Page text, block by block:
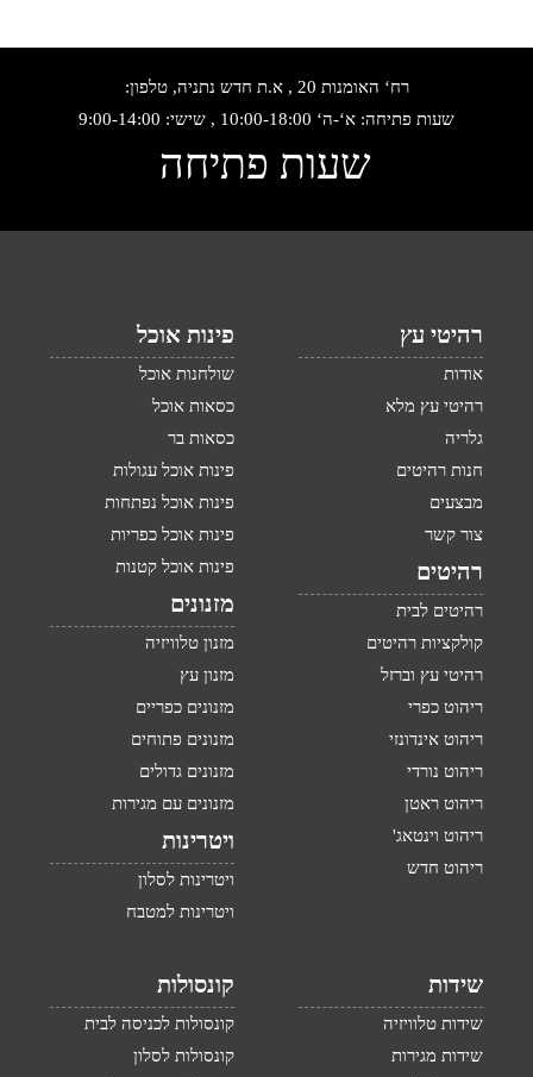
רח‘ האומנות 20 , א.ת חדש נתניה, טלפון:
שעות פתיחה: א‘-ה‘ 10:00-18:00 , שישי: 9:00-14:00
שעות פתיחה
רהיטי עץ
אודות
רהיטי עץ מלא
גלריה
חנות רהיטים
מבצעים
צור קשר
רהיטים
רהיטים לבית
קולקציות רהיטים
רהיטי עץ וברזל
ריהוט כפרי
ריהוט אינדונזי
ריהוט נורדי
ריהוט ראטן
ריהוט וינטאג'
ריהוט חדש
פינות אוכל
שולחנות אוכל
כסאות אוכל
כסאות בר
פינות אוכל עגולות
פינות אוכל נפתחות
פינות אוכל כפריות
פינות אוכל קטנות
מזנונים
מזנון טלוויזיה
מזנון עץ
מזנונים כפריים
מזנונים פתוחים
מזנונים גדולים
מזנונים עם מגירות
ויטרינות
ויטרינות לסלון
ויטרינות למטבח
שידות
שידות טלוויזיה
שידות מגירות
קונסולות
קונסולות לכניסה לבית
קונסולות לסלון